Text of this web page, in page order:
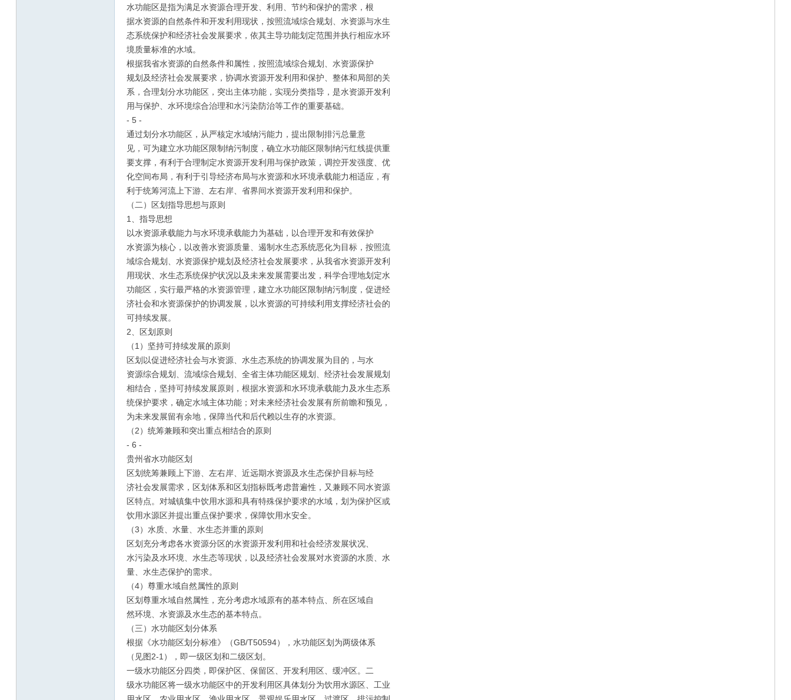
水功能区是指为满足水资源合理开发、利用、节约和保护的需求，根
据水资源的自然条件和开发利用现状，按照流域综合规划、水资源与水生
态系统保护和经济社会发展要求，依其主导功能划定范围并执行相应水环
境质量标准的水域。
根据我省水资源的自然条件和属性，按照流域综合规划、水资源保护
规划及经济社会发展要求，协调水资源开发利用和保护、整体和局部的关
系，合理划分水功能区，突出主体功能，实现分类指导，是水资源开发利
用与保护、水环境综合治理和水污染防治等工作的重要基础。
- 5 -
通过划分水功能区，从严核定水域纳污能力，提出限制排污总量意
见，可为建立水功能区限制纳污制度，确立水功能区限制纳污红线提供重
要支撑，有利于合理制定水资源开发利用与保护政策，调控开发强度、优
化空间布局，有利于引导经济布局与水资源和水环境承载能力相适应，有
利于统筹河流上下游、左右岸、省界间水资源开发利用和保护。
（二）区划指导思想与原则
1、指导思想
以水资源承载能力与水环境承载能力为基础，以合理开发和有效保护
水资源为核心，以改善水资源质量、遏制水生态系统恶化为目标，按照流
域综合规划、水资源保护规划及经济社会发展要求，从我省水资源开发利
用现状、水生态系统保护状况以及未来发展需要出发，科学合理地划定水
功能区，实行最严格的水资源管理，建立水功能区限制纳污制度，促进经
济社会和水资源保护的协调发展，以水资源的可持续利用支撑经济社会的
可持续发展。
2、区划原则
（1）坚持可持续发展的原则
区划以促进经济社会与水资源、水生态系统的协调发展为目的，与水
资源综合规划、流域综合规划、全省主体功能区规划、经济社会发展规划
相结合，坚持可持续发展原则，根据水资源和水环境承载能力及水生态系
统保护要求，确定水域主体功能；对未来经济社会发展有所前瞻和预见，
为未来发展留有余地，保障当代和后代赖以生存的水资源。
（2）统筹兼顾和突出重点相结合的原则
- 6 -
贵州省水功能区划
区划统筹兼顾上下游、左右岸、近远期水资源及水生态保护目标与经
济社会发展需求，区划体系和区划指标既考虑普遍性，又兼顾不同水资源
区特点。对城镇集中饮用水源和具有特殊保护要求的水域，划为保护区或
饮用水源区并提出重点保护要求，保障饮用水安全。
（3）水质、水量、水生态并重的原则
区划充分考虑各水资源分区的水资源开发利用和社会经济发展状况、
水污染及水环境、水生态等现状，以及经济社会发展对水资源的水质、水
量、水生态保护的需求。
（4）尊重水域自然属性的原则
区划尊重水域自然属性，充分考虑水域原有的基本特点、所在区域自
然环境、水资源及水生态的基本特点。
（三）水功能区划分体系
根据《水功能区划分标准》（GB/T50594），水功能区划为两级体系
（见图2-1），即一级区划和二级区划。
一级水功能区分四类，即保护区、保留区、开发利用区、缓冲区。二
级水功能区将一级水功能区中的开发利用区具体划分为饮用水源区、工业